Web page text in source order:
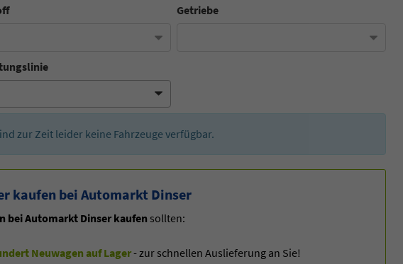
Getriebe
zur Zeit leider keine Fahrzeuge verfügbar.
kaufen bei Automarkt Dinser
bei Automarkt Dinser kaufen sollten:
Neuwagen auf Lager- zur schnellen Auslieferung an Sie!